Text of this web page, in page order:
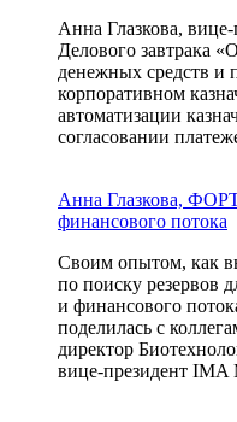
Анна Глазкова,
Делового завтрака
денежных средств и
корпоративном
автоматизации
согласовании
Анна Глазкова,
финансового потока
Своим опытом, как
по поиску резервов
и финансового
поделилась с
директор
вице-президент IMA